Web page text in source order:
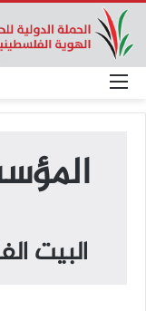
القائمة
البيت